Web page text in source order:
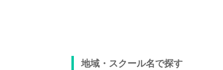
地域・スクール名で探す